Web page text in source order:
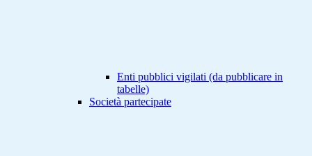
Enti pubblici vigilati (da pubblicare in
tabelle)
Società partecipate